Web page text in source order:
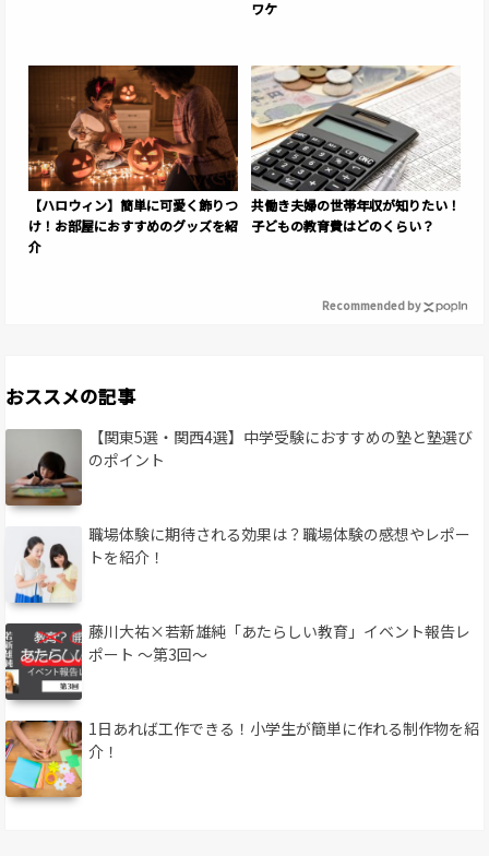
ワケ
【ハロウィン】簡単に可愛く飾りつ
け！お部屋におすすめのグッズを紹
介
共働き夫婦の世帯年収が知りたい！
子どもの教育費はどのくらい？
Recommended by
おススメの記事
【関東5選・関西4選】中学受験におすすめの塾と塾選び
のポイント
職場体験に期待される効果は？職場体験の感想やレポー
トを紹介！
藤川大祐×若新雄純「あたらしい教育」イベント報告レ
ポート 〜第3回〜
1日あれば工作できる！小学生が簡単に作れる制作物を紹
介！